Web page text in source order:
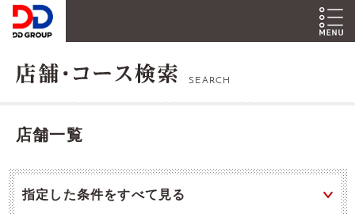
SEARCH
店舗一覧
指定した条件をすべて見る